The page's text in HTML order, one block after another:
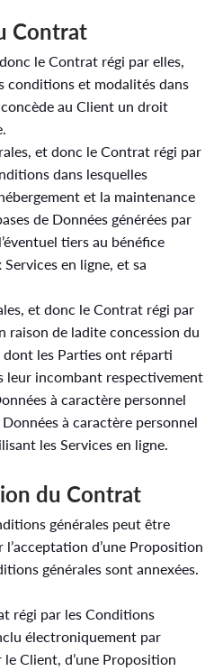
Contrat
le Contrat régi par elles,
conditions et modalités dans
concède au Client un droit
et donc le Contrat régi par
dans lesquelles
et la maintenance
de Données générées par
tiers au bénéfice
en ligne, et sa
et donc le Contrat régi par
raison de ladite concession du
les Parties ont réparti
leur incombant respectivement
à caractère personnel
à caractère personnel
les Services en ligne.
du Contrat
générales peut être
d’une Proposition
générales sont annexées.
régi par les Conditions
électroniquement par
Client, d’une Proposition